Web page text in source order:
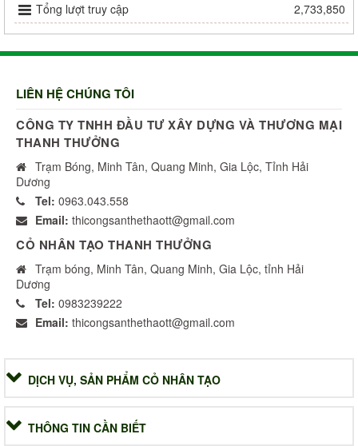
Tổng lượt truy cập
2,733,850
LIÊN HỆ CHÚNG TÔI
CÔNG TY TNHH ĐẦU TƯ XÂY DỰNG VÀ THƯƠNG MẠI
THANH THƯỞNG
Trạm Bóng, Minh Tân, Quang Minh, Gia Lộc, Tỉnh Hải
Dương
Tel: 0963.043.558
Email: thicongsanthethaott@gmail.com
CỎ NHÂN TẠO THANH THƯỞNG
Trạm bóng, Minh Tân, Quang Minh, Gia Lộc, tỉnh Hải
Dương
Tel: 0983239222
Email: thicongsanthethaott@gmail.com
DỊCH VỤ, SẢN PHẨM CỎ NHÂN TẠO
THÔNG TIN CẦN BIẾT